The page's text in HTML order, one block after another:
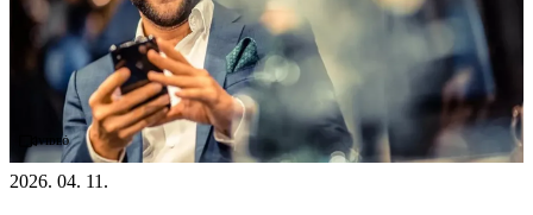
Videó
2026. 04. 11.